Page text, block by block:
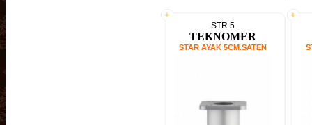
STR.5
TEKNOMER
STAR AYAK 5CM.SATEN